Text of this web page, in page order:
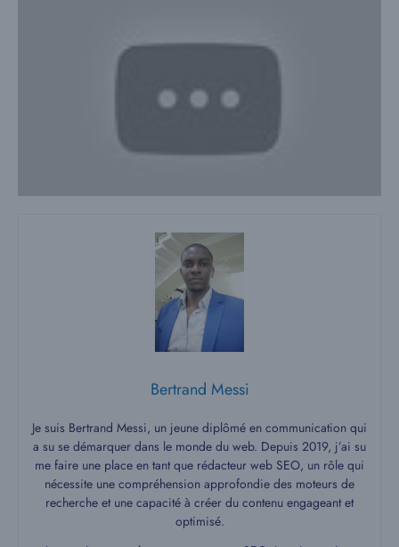
Bertrand Messi
Je suis Bertrand Messi, un jeune diplômé en communication qui
a su se démarquer dans le monde du web. Depuis 2019, j’ai su
me faire une place en tant que rédacteur web SEO, un rôle qui
nécessite une compréhension approfondie des moteurs de
recherche et une capacité à créer du contenu engageant et
optimisé.